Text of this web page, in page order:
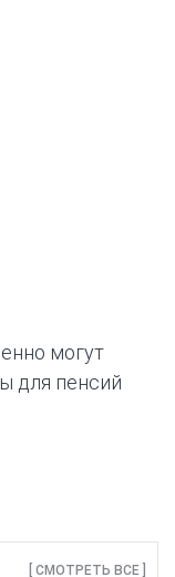
могут
для пенсий
[ СМОТРЕТЬ ВСЕ ]